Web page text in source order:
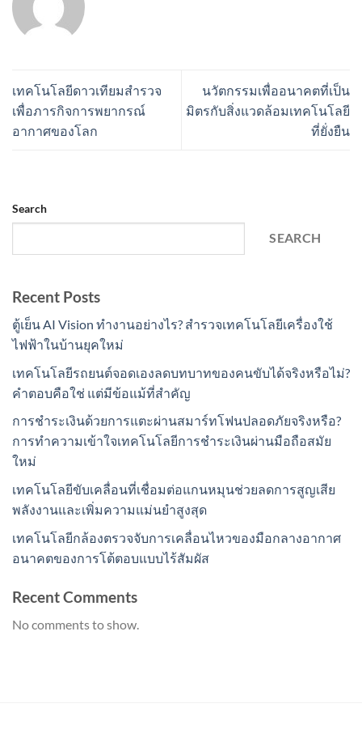
เทคโนโลยีดาวเทียมสำรวจ
เพื่อภารกิจการพยากรณ์
อากาศของโลก
นวัตกรรมเพื่ออนาคตที่เป็น
มิตรกับสิ่งแวดล้อมเทคโนโลยี
ที่ยั่งยืน
Search
SEARCH
Recent Posts
ตู้เย็น AI Vision ทำงานอย่างไร? สำรวจเทคโนโลยีเครื่องใช้
ไฟฟ้าในบ้านยุคใหม่
เทคโนโลยีรถยนต์จอดเองลดบทบาทของคนขับได้จริงหรือไม่?
คำตอบคือใช่ แต่มีข้อแม้ที่สำคัญ
การชำระเงินด้วยการแตะผ่านสมาร์ทโฟนปลอดภัยจริงหรือ?
การทำความเข้าใจเทคโนโลยีการชำระเงินผ่านมือถือสมัย
ใหม่
เทคโนโลยีขับเคลื่อนที่เชื่อมต่อแกนหมุนช่วยลดการสูญเสีย
พลังงานและเพิ่มความแม่นยำสูงสุด
เทคโนโลยีกล้องตรวจจับการเคลื่อนไหวของมือกลางอากาศ
อนาคตของการโต้ตอบแบบไร้สัมผัส
Recent Comments
No comments to show.